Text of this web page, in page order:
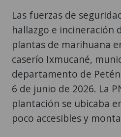
Las fuerzas de
hallazgo e incineración
plantas de marihuana
caserío Ixmucané,
departamento de
6 de junio de 2026. La
plantación se ubicaba
poco accesibles y